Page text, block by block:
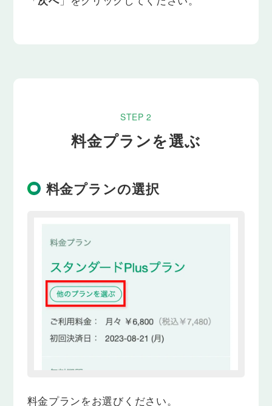
STEP 2
料金プランを選ぶ
料金プランの選択
料金プランをお選びください。